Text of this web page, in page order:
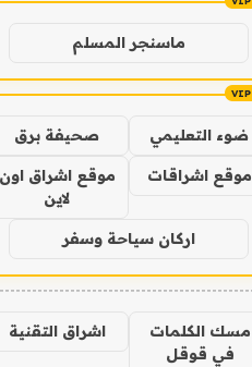
ماسنجر المسلم
ضوء التعليمي صحيفة برق
موقع اشراقات
موقع اشراق اون
لاين
اركان سياحة وسفر
مسك الكلمات
في قوقل
اشراق التقنية